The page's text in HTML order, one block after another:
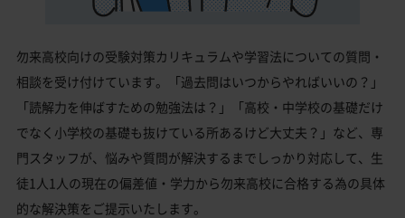
勿来高校向けの受験対策カリキュラムや学習法についての質問・
相談を受け付けています。「過去問はいつからやればいいの？」
「読解力を伸ばすための勉強法は？」「高校・中学校の基礎だけ
でなく小学校の基礎も抜けている所あるけど大丈夫？」など、専
門スタッフが、悩みや質問が解決するまでしっかり対応して、生
徒1人1人の現在の偏差値・学力から勿来高校に合格する為の具体
的な解決策をご提示いたします。